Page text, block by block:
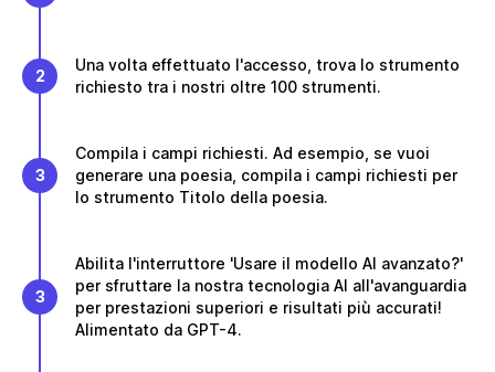
2
Una volta effettuato l'accesso, trova lo strumento
richiesto tra i nostri oltre 100 strumenti.
3
Compila i campi richiesti. Ad esempio, se vuoi
generare una poesia, compila i campi richiesti per
lo strumento Titolo della poesia.
3
Abilita l'interruttore 'Usare il modello AI avanzato?'
per sfruttare la nostra tecnologia AI all'avanguardia
per prestazioni superiori e risultati più accurati!
Alimentato da GPT-4.